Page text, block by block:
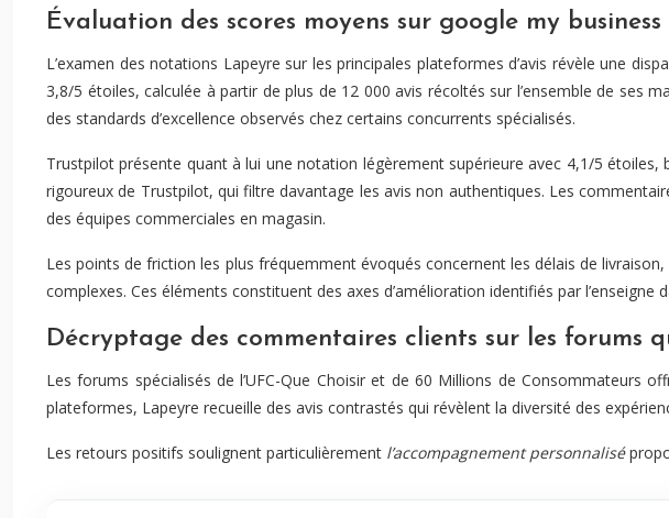
Évaluation des scores moyens sur google my
L’examen des notations Lapeyre sur les principales plateformes d’avis révèle une
3,8/5 étoiles, calculée à partir de plus de 12 000 avis récoltés sur l’ensemble de
des standards d’excellence observés chez certains concurrents spécialisés.
Trustpilot présente quant à lui une notation légèrement supérieure avec 4,1/5 étoiles,
rigoureux de Trustpilot, qui filtre davantage les avis non authentiques. Les
des équipes commerciales en magasin.
Les points de friction les plus fréquemment évoqués concernent les délais de
complexes. Ces éléments constituent des axes d’amélioration identifiés par l’enseigne
Décryptage des commentaires clients sur les forums
Les forums spécialisés de l’UFC-Que Choisir et de 60 Millions de Consommateurs
plateformes, Lapeyre recueille des avis contrastés qui révèlent la diversité des
Les retours positifs soulignent particulièrement l’accompagnement personnalisé